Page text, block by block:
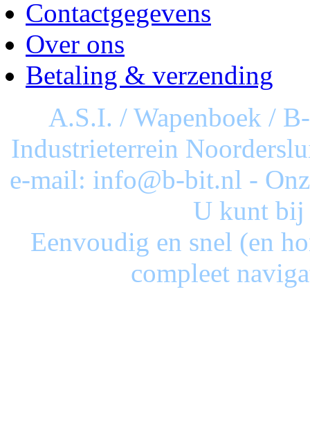
Contactgegevens
Over ons
Betaling & verzending
A.S.I. / Wapenboek /
Industrieterrein
e-mail: info@b-bit.nl -
U kunt bij
Eenvoudig en snel (en
compleet